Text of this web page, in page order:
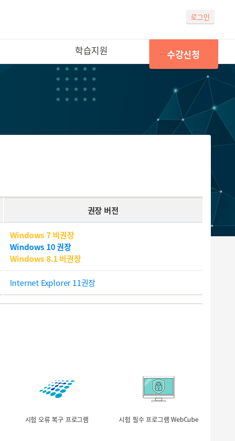
로그인
학습지원 수강신청
권장 버전
Windows 7 비권장
Windows 10 권장
Windows 8.1 비권장
Internet Explorer 11권장
시험 오류 복구 프로그램 시험 필수 프로그램 WebCube